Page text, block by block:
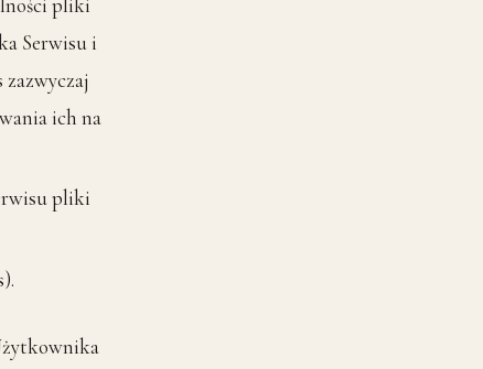
pliki
Serwisu i
ich na
pliki